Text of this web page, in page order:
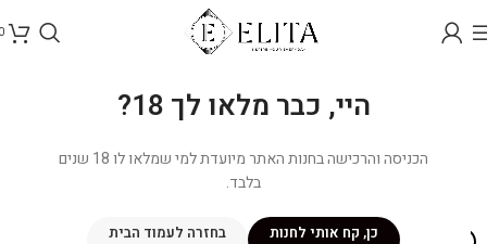
היי, כבר מלאו לך 18?
הכניסה והרכישה בחנות האתר מיועדת למי שמלאו לו 18 שנים
בלבד.
כן, קח אותי לחנות בחזרה לעמוד הבית